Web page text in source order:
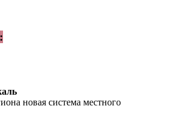
новая система местного